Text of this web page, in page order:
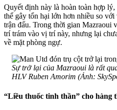
Quyết định này là hoàn toàn hợp
thể gây tổn hại lớn hơn nhiều so
trận đấu. Trong thời gian Mazraoui
trí trám vào vị trí này, nhưng lại
về mặt phòng ngự.
Sự trở lại của Mazraoui là rất
HLV Ruben Amorim (Ảnh:
“Liều thuốc tinh thần” cho hàng